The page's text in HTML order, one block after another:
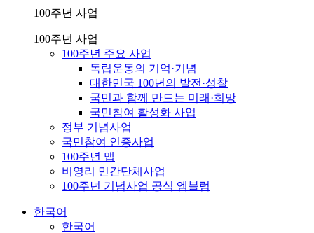
100주년 사업
100주년 사업
100주년 주요 사업
독립운동의 기억·기념
대한민국 100년의 발전·성찰
국민과 함께 만드는 미래·희망
국민참여 활성화 사업
정부 기념사업
국민참여 인증사업
100주년 맵
비영리 민간단체사업
100주년 기념사업 공식 엠블럼
한국어
한국어